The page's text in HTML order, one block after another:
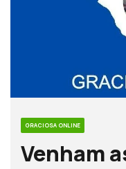
GRACIOSA ONLINE
Venham